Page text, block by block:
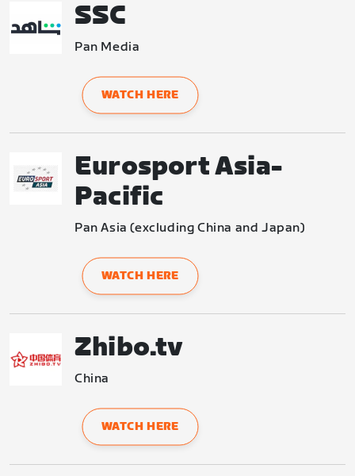
SSC
Pan Media
WATCH HERE
Eurosport Asia-
Pacific
Pan Asia (excluding China and Japan)
WATCH HERE
Zhibo.tv
China
WATCH HERE